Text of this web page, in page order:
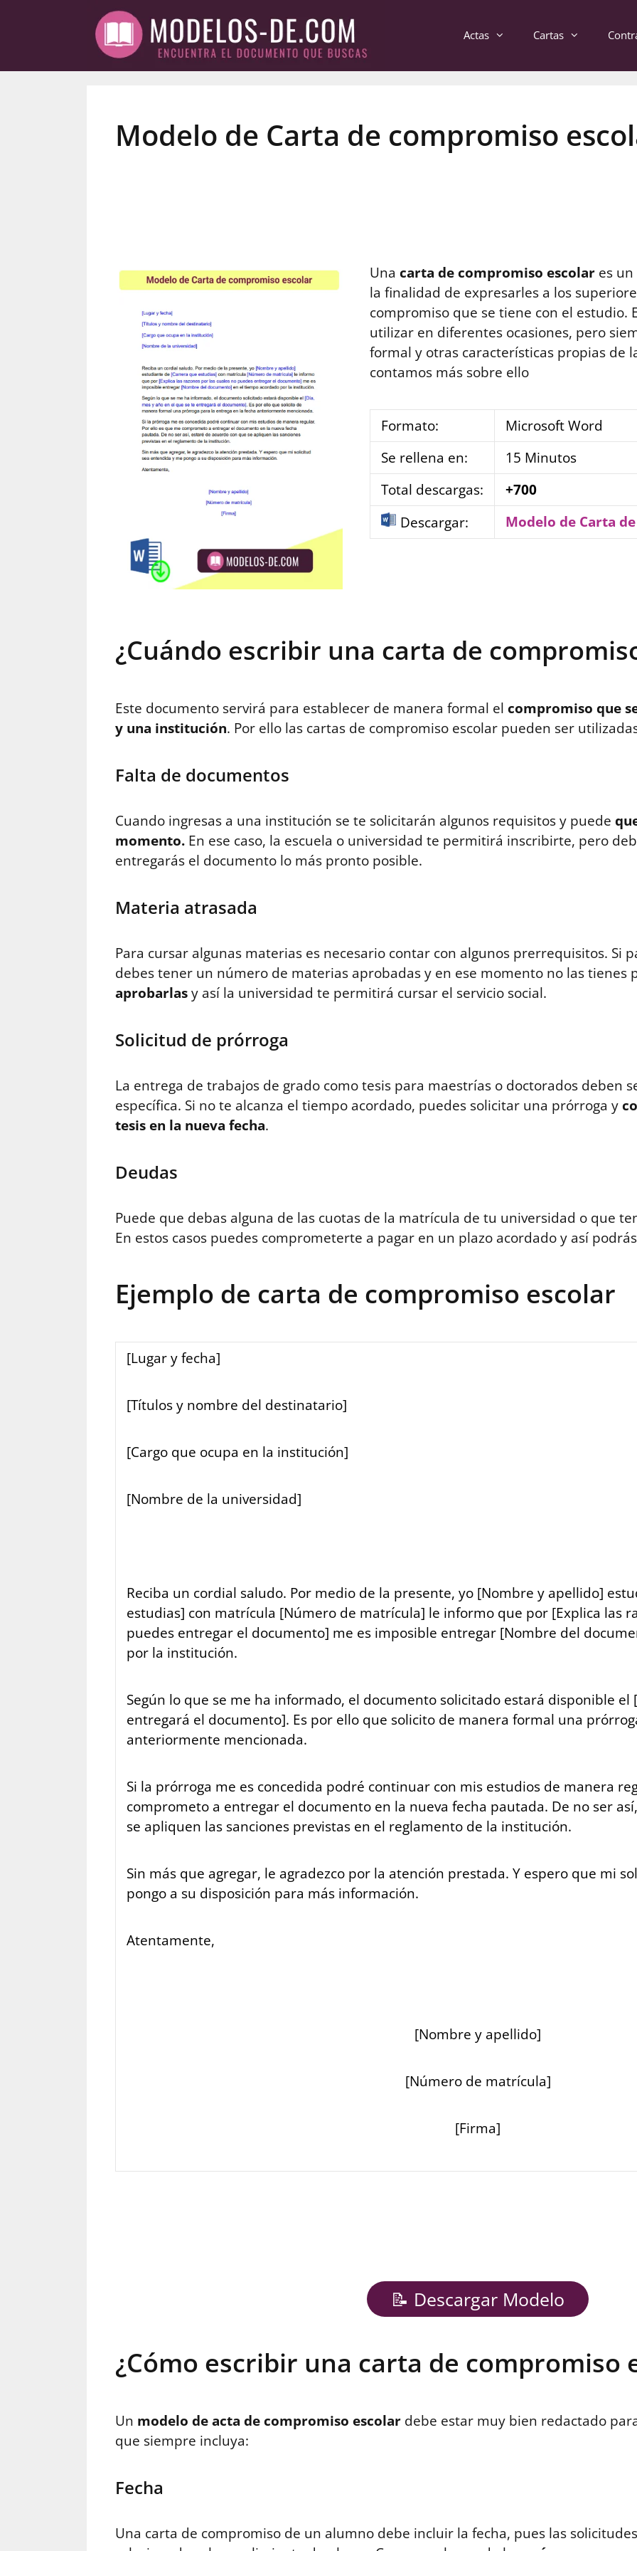
Actas Cartas
Modelo de Carta de compromiso
Una carta de compromiso escolar es
la finalidad de expresarles a los
compromiso que se tiene con el estudio.
utilizar en diferentes ocasiones, pero
formal y otras características propias de
contamos más sobre ello
Formato:
Microsoft Word
Se rellena en:
15 Minutos
Total descargas:
+700
Descargar:
Modelo de Carta
¿Cuándo escribir una carta de
Este documento servirá para establecer de manera formal el compromiso que
y una institución. Por ello las cartas de compromiso escolar pueden ser
Falta de documentos
Cuando ingresas a una institución se te solicitarán algunos requisitos y puede
momento. En ese caso, la escuela o universidad te permitirá inscribirte, pero
entregarás el documento lo más pronto posible.
Materia atrasada
Para cursar algunas materias es necesario contar con algunos prerrequisitos. Si
debes tener un número de materias aprobadas y en ese momento no las tienes
aprobarlasy así la universidad te permitirá cursar el servicio social.
Solicitud de prórroga
La entrega de trabajos de grado como tesis para maestrías o doctorados deben
específica. Si no te alcanza el tiempo acordado, puedes solicitar una prórroga y
tesis en la nueva fecha.
Deudas
Puede que debas alguna de las cuotas de la matrícula de tu universidad o que
En estos casos puedes comprometerte a pagar en un plazo acordado y así
Ejemplo de carta de compromiso escolar
[Lugar y fecha]
[Títulos y nombre del destinatario]
[Cargo que ocupa en la institución]
[Nombre de la universidad]
Reciba un cordial saludo. Por medio de la presente, yo [Nombre y apellido]
estudias] con matrícula [Número de matrícula] le informo que por [Explica las
puedes entregar el documento] me es imposible entregar [Nombre del
por la institución.
Según lo que se me ha informado, el documento solicitado estará disponible el
entregará el documento]. Es por ello que solicito de manera formal una
anteriormente mencionada.
Si la prórroga me es concedida podré continuar con mis estudios de manera
comprometo a entregar el documento en la nueva fecha pautada. De no ser
se apliquen las sanciones previstas en el reglamento de la institución.
Sin más que agregar, le agradezco por la atención prestada. Y espero que mi
pongo a su disposición para más información.
Atentamente,
[Nombre y apellido]
[Número de matrícula]
[Firma]
📝 Descargar Modelo
¿Cómo escribir una carta de compromiso
Un modelo de acta de compromiso escolar debe estar muy bien redactado
que siempre incluya:
Fecha
Una carta de compromiso de un alumno debe incluir la fecha, pues las